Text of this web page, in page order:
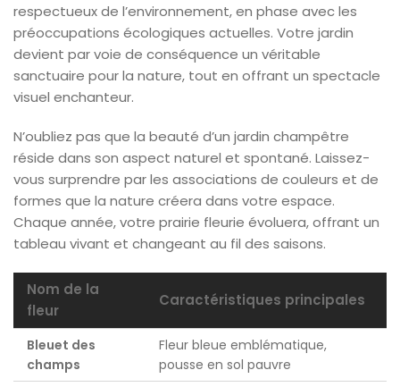
respectueux de l’environnement, en phase avec les
préoccupations écologiques actuelles. Votre jardin
devient par voie de conséquence un véritable
sanctuaire pour la nature, tout en offrant un spectacle
visuel enchanteur.
N’oubliez pas que la beauté d’un jardin champêtre
réside dans son aspect naturel et spontané. Laissez-
vous surprendre par les associations de couleurs et de
formes que la nature créera dans votre espace.
Chaque année, votre prairie fleurie évoluera, offrant un
tableau vivant et changeant au fil des saisons.
Nom de la
fleur
Caractéristiques principales
Bleuet des
champs
Fleur bleue emblématique,
pousse en sol pauvre